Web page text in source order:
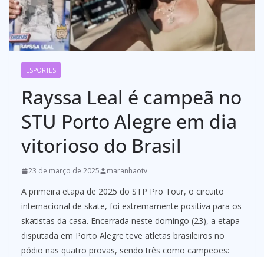
ESPORTES
Rayssa Leal é campeã no
STU Porto Alegre em dia
vitorioso do Brasil
23 de março de 2025 maranhaotv
A primeira etapa de 2025 do STP Pro Tour, o circuito
internacional de skate, foi extremamente positiva para os
skatistas da casa. Encerrada neste domingo (23), a etapa
disputada em Porto Alegre teve atletas brasileiros no
pódio nas quatro provas, sendo três como campeões: